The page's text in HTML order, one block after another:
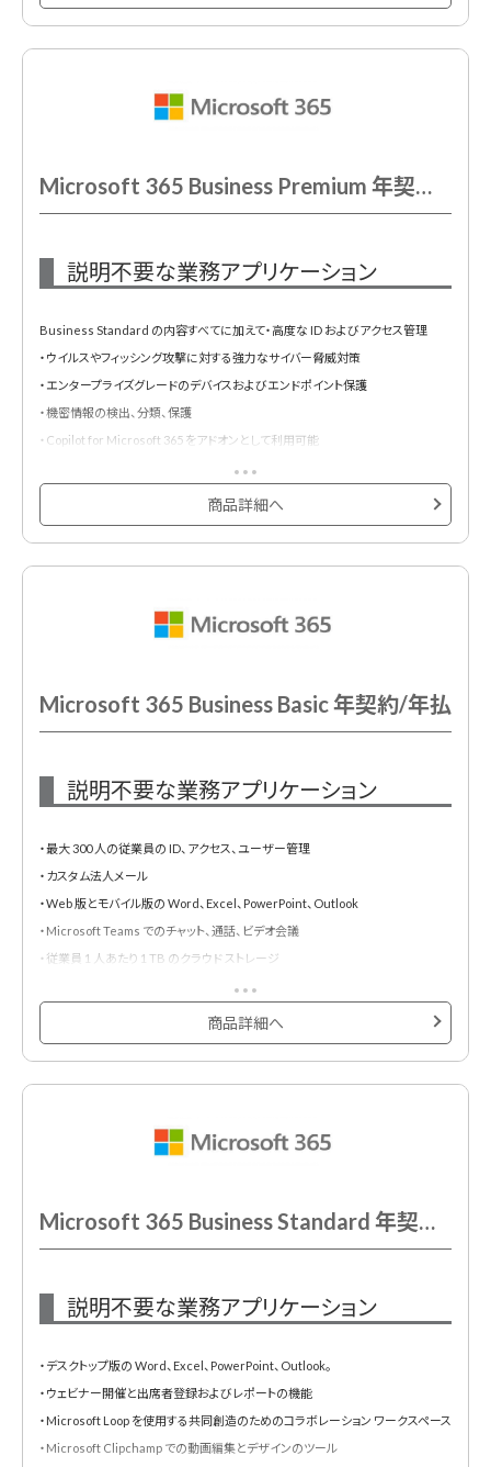
Microsoft 365 Business Premium 年契約/年払
説明不要な業務アプリケーション
Business Standard の内容すべてに加えて・高度な ID およびアクセス管理
・ウイルスやフィッシング攻撃に対する強力なサイバー脅威対策
・エンタープライズグレードのデバイスおよびエンドポイント保護
・機密情報の検出、分類、保護
・Copilot for Microsoft 365 をアドオンとして利用可能
商品詳細へ
Microsoft 365 Business Basic 年契約/年払
説明不要な業務アプリケーション
・最大 300 人の従業員の ID、アクセス、ユーザー管理
・カスタム法人メール
・Web 版とモバイル版の Word、Excel、PowerPoint、Outlook
・Microsoft Teams でのチャット、通話、ビデオ会議
・従業員 1 人あたり 1 TB のクラウド ストレージ
・ビジネス ニーズに応える 10 以上の追加アプリ (MicrosoftBookings、
・スパムおよびマルウェアの自動フィルタリング
商品詳細へ
Microsoft 365 Business Standard 年契約/年払
説明不要な業務アプリケーション
・デスクトップ版の Word、Excel、PowerPoint、Outlook。
・ウェビナー開催と出席者登録およびレポートの機能
・Microsoft Loop を使用する共同創造のためのコラボレーション ワークスペース
・Microsoft Clipchamp での動画編集とデザインのツール